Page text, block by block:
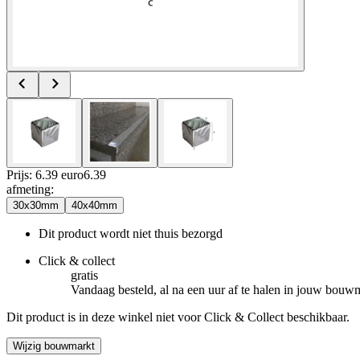
Prijs: 6.39 euro6.39
afmeting:
30x30mm 40x40mm
Dit product wordt niet thuis bezorgd
Click & collect
gratis
Vandaag besteld, al na een uur af te halen in jouw
Dit product is in deze winkel niet voor Click & Collect beschikbaar.
Wijzig bouwmarkt